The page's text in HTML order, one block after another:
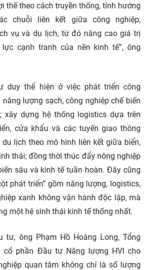
thế theo cách truyền thống, tỉnh hướng
chuỗi liên kết giữa công nghiệp,
vụ và du lịch, từ đó nâng cao giá trị
cạnh tranh của nền kinh tế”, ông
duy thể hiện ở việc phát triển công
lượng sạch, công nghiệp chế biến
xây dựng hệ thống logistics dựa trên
cửa khẩu và các tuyến giao thông
du lịch theo mô hình liên kết giữa biển,
thái; đồng thời thúc đẩy nông nghiệp
sâu và kinh tế tuần hoàn. Đây cũng
phát triển” gồm năng lượng, logistics,
xanh không vận hành độc lập, mà
một hệ sinh thái kinh tế thống nhất.
tư, ông Phạm Hồ Hoàng Long, Tổng
cổ phần Đầu tư Năng lượng HVI cho
quan tâm không chỉ là số lượng